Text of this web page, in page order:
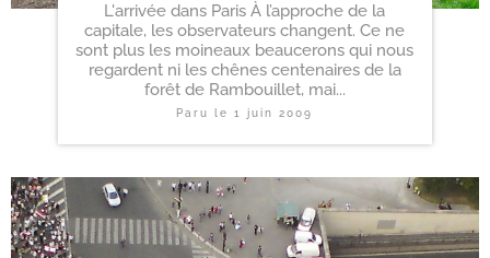
L'arrivée dans Paris À l’approche de la
capitale, les observateurs changent. Ce ne
sont plus les moineaux beaucerons qui nous
regardent ni les chênes centenaires de la
forêt de Rambouillet, mai...
Paru le1 juin 2009